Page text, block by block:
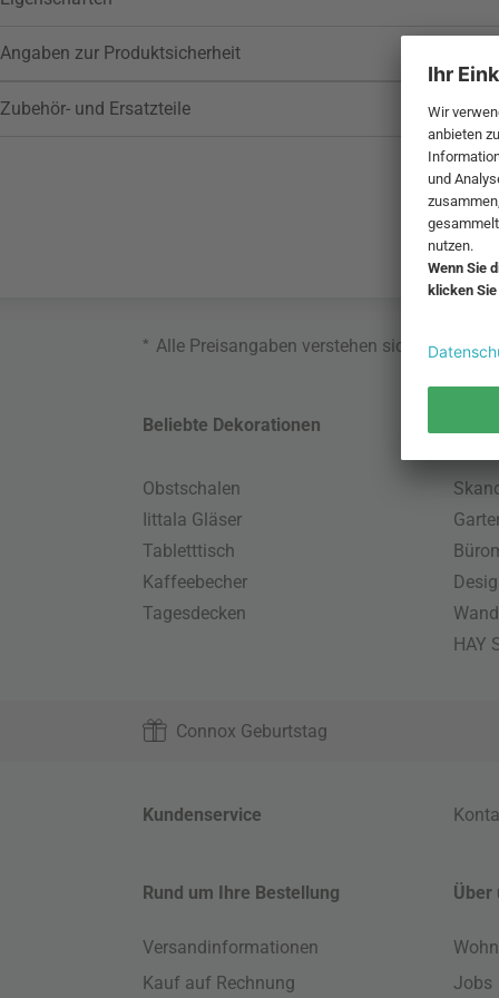
Angaben zur Produktsicherheit
Zubehör- und Ersatzteile
* Alle Preisangaben verstehen sich
Beliebte Dekorationen
Obstschalen
Iittala Gläser
Tabletttisch
Kaffeebecher
Tagesdecken
HAY
Connox Geburtstag
Kundenservice
Rund um Ihre Bestellung
Versandinformationen
Kauf auf Rechnung
Über
Jobs